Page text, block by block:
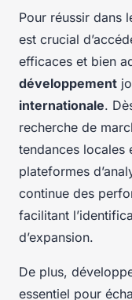
Pour réussir dans
est crucial
efficaces et bien
développement
internationale.
recherche de
tendances locales
plateformes
continue des
facilitant
d’expansion.
De plus,
essentiel pour